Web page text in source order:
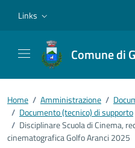
Links
Comune di
Home / Amministrazione /
/ Documento (tecnico) di supporto
/ Disciplinare Scuola di Cinema,
cinematografica Golfo Aranci 2025